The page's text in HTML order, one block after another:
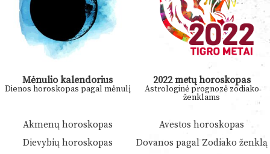
Mėnulio kalendorius
Dienos horoskopas pagal mėnulį
2022 metų horoskopas
Astrologinė prognozė zodiako
ženklams
Akmenų horoskopas
Avestos horoskopas
Dievybių horoskopas
Dovanos pagal Zodiako ženklą